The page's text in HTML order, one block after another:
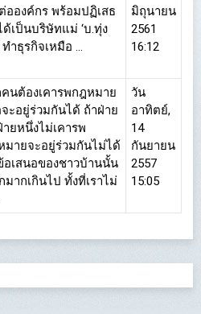
อองค์กร พร้อมปฏิเสธ
ด้เป็นบริษัทแม่ ‘บ.ทุ่ง
ทำธุรกิจเหมือ ...
มิถุนายน
2561
16:12
คนต้องเคารพกฎหมาย
จะอยู่ร่วมกันได้ ถ้าฝ่าย
ายหนึ่งไม่เคารพ
มายจะอยู่ร่วมกันไม่ได้
อเสนอของชาวบ้านนั้น
มากเกินไป ทั้งที่เราไม่
วัน
อาทิตย์,
14
กันยายน
2557
15:05